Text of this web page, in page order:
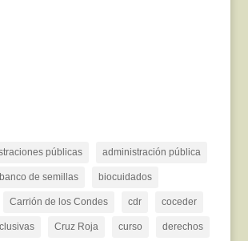
públicas administración pública
banco de semillas biocuidados
Carrión de los Condes cdr coceder
Cruz Roja curso derechos